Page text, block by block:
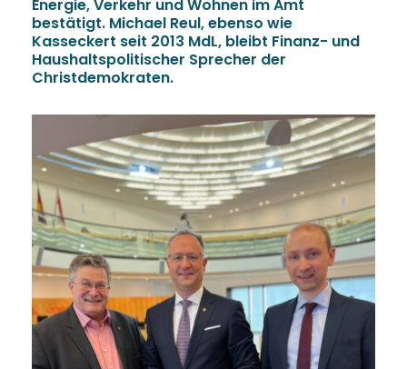
Energie, Verkehr und Wohnen im Amt
bestätigt. Michael Reul, ebenso wie
Kasseckert seit 2013 MdL, bleibt Finanz- und
Haushaltspolitischer Sprecher der
Christdemokraten.